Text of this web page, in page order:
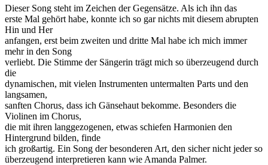
Dieser Song steht im Zeichen der Gegensätze. Als ich ihn das
erste Mal gehört habe, konnte ich so gar nichts mit diesem abrupten
Hin und Her
anfangen, erst beim zweiten und dritte Mal habe ich mich immer
mehr in den Song
verliebt. Die Stimme der Sängerin trägt mich so überzeugend durch
die
dynamischen, mit vielen Instrumenten untermalten Parts und den
langsamen,
sanften Chorus, dass ich Gänsehaut bekomme. Besonders die
Violinen im Chorus,
die mit ihren langgezogenen, etwas schiefen Harmonien den
Hintergrund bilden, finde
ich großartig. Ein Song der besonderen Art, den sicher nicht jeder so
überzeugend interpretieren kann wie Amanda Palmer.